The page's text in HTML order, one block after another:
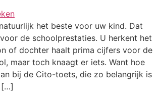
het beste voor uw kind. Dat
de schoolprestaties. U herkent het
of dochter haalt prima cijfers voor de
maar toch knaagt er iets. Want hoe
bij de Cito-toets, die zo belangrijk is
[…]